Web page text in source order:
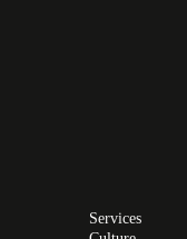
Services